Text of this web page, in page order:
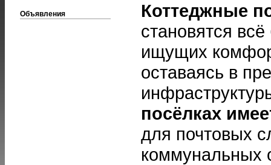
Объявления
Коттеджные
становятся
ищущих
оставаясь в
посёлках
для почтовых
коммунальных